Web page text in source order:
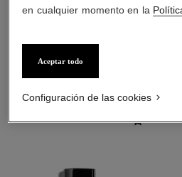
LA COMBINACIÓN
en cualquier momento en la
Aceptar todo
Configuración de las cookies